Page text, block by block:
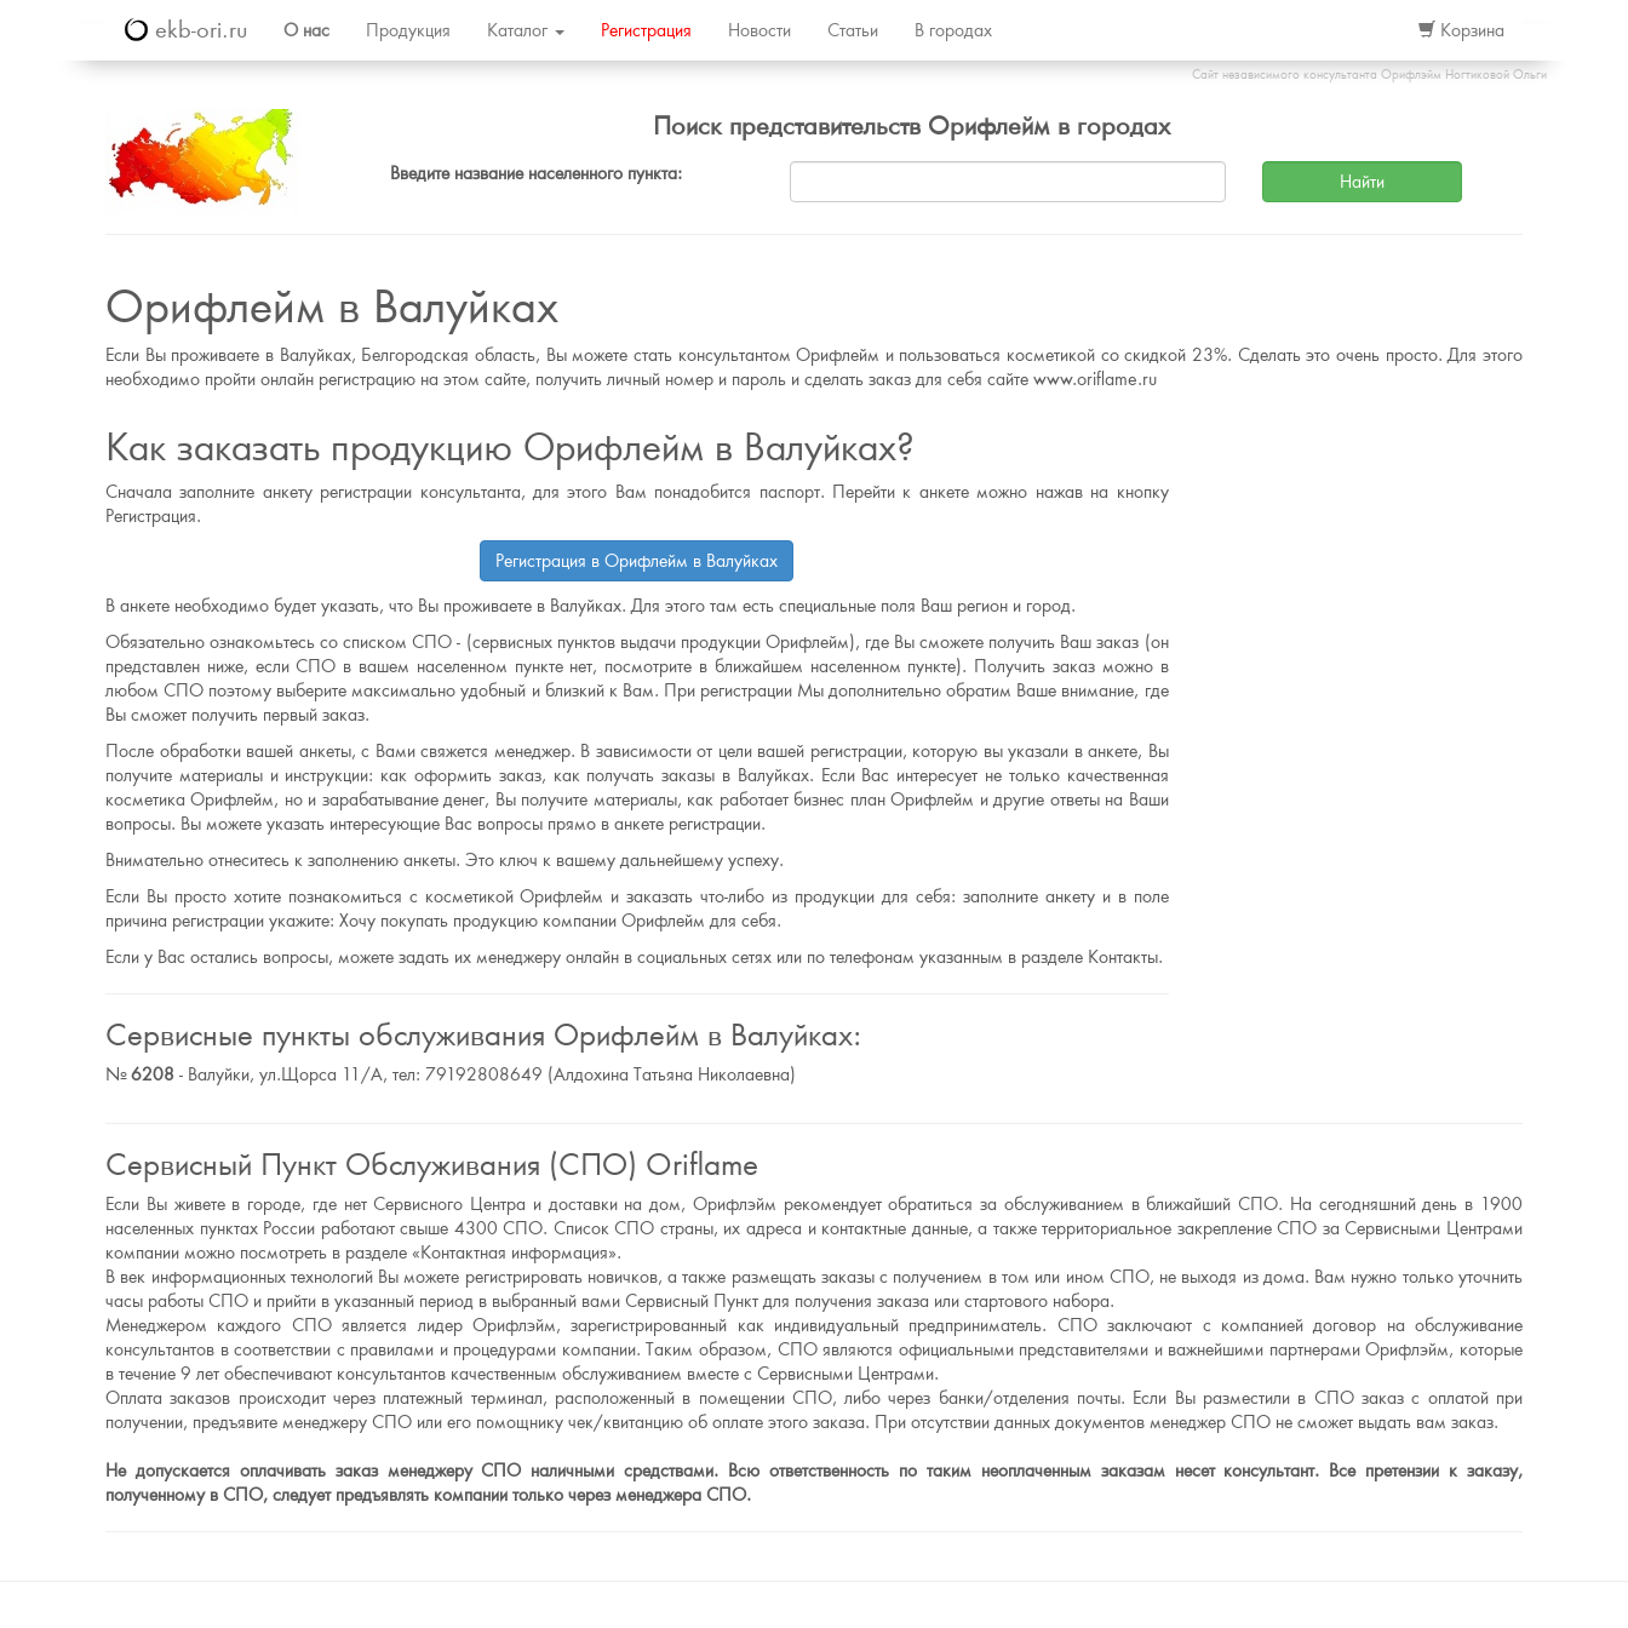
ekb-ori.ru О нас Продукция Каталог Регистрация Новости Статьи В городах Корзина
Сайт независимого консультанта Орифлэйм Ногтиковой Ольги
Поиск представительств Орифлейм в городах
Введите название населенного пункта:
Орифлейм в Валуйках
Если Вы проживаете в Валуйках, Белгородская область, Вы можете стать консультантом Орифлейм и пользоваться косметикой со скидкой 23%. Сделать это очень просто. Для этого
необходимо пройти онлайн регистрацию на этом сайте, получить личный номер и пароль и сделать заказ для себя сайте www.oriflame.ru
Как заказать продукцию Орифлейм в Валуйках?
Сначала заполните анкету регистрации консультанта, для этого Вам понадобится паспорт. Перейти к анкете можно нажав на кнопку
Регистрация.
Регистрация в Орифлейм в Валуйках
В анкете необходимо будет указать, что Вы проживаете в Валуйках. Для этого там есть специальные поля Ваш регион и город.
Обязательно ознакомьтесь со списком СПО - (сервисных пунктов выдачи продукции Орифлейм), где Вы сможете получить Ваш заказ (он
представлен ниже, если СПО в вашем населенном пункте нет, посмотрите в ближайшем населенном пункте). Получить заказ можно в
любом СПО поэтому выберите максимально удобный и близкий к Вам. При регистрации Мы дополнительно обратим Ваше внимание, где
Вы сможет получить первый заказ.
После обработки вашей анкеты, с Вами свяжется менеджер. В зависимости от цели вашей регистрации, которую вы указали в анкете, Вы
получите материалы и инструкции: как оформить заказ, как получать заказы в Валуйках. Если Вас интересует не только качественная
косметика Орифлейм, но и зарабатывание денег, Вы получите материалы, как работает бизнес план Орифлейм и другие ответы на Ваши
вопросы. Вы можете указать интересующие Вас вопросы прямо в анкете регистрации.
Внимательно отнеситесь к заполнению анкеты. Это ключ к вашему дальнейшему успеху.
Если Вы просто хотите познакомиться с косметикой Орифлейм и заказать что-либо из продукции для себя: заполните анкету и в поле
причина регистрации укажите: Хочу покупать продукцию компании Орифлейм для себя.
Если у Вас остались вопросы, можете задать их менеджеру онлайн в социальных сетях или по телефонам указанным в разделе Контакты.
Сервисные пункты обслуживания Орифлейм в Валуйках:
№6208 - Валуйки, ул.Щорса 11/А, тел: 79192808649 (Алдохина Татьяна Николаевна)
Сервисный Пункт Обслуживания (СПО) Oriflame
Если Вы живете в городе, где нет Сервисного Центра и доставки на дом, Орифлэйм рекомендует обратиться за обслуживанием в ближайший СПО. На сегодняшний день в 1900
населенных пунктах России работают свыше 4300 СПО. Список СПО страны, их адреса и контактные данные, а также территориальное закрепление СПО за Сервисными Центрами
компании можно посмотреть в разделе «Контактная информация».
В век информационных технологий Вы можете регистрировать новичков, а также размещать заказы с получением в том или ином СПО, не выходя из дома. Вам нужно только уточнить
часы работы СПО и прийти в указанный период в выбранный вами Сервисный Пункт для получения заказа или стартового набора.
Менеджером каждого СПО является лидер Орифлэйм, зарегистрированный как индивидуальный предприниматель. СПО заключают с компанией договор на обслуживание
консультантов в соответствии с правилами и процедурами компании. Таким образом, СПО являются официальными представителями и важнейшими партнерами Орифлэйм, которые
в течение 9 лет обеспечивают консультантов качественным обслуживанием вместе с Сервисными Центрами.
Оплата заказов происходит через платежный терминал, расположенный в помещении СПО, либо через банки/отделения почты. Если Вы разместили в СПО заказ с оплатой при
получении, предъявите менеджеру СПО или его помощнику чек/квитанцию об оплате этого заказа. При отсутствии данных документов менеджер СПО не сможет выдать вам заказ.
Не допускается оплачивать заказ менеджеру СПО наличными средствами. Всю ответственность по таким неоплаченным заказам несет консультант. Все претензии к заказу,
полученному в СПО, следует предъявлять компании только через менеджера СПО.